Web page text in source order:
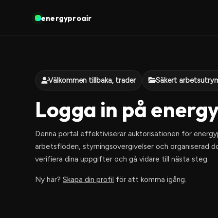
energyproair
Välkommen tillbaka, trader Säkert
Logga in på
Denna portal effektiviserar auktorisationen för
arbetsflöden, styrningsovergivelser och organiserad
verifiera dina uppgifter och gå vidare till nästa steg.
Ny här? Skapa din profil för att komma igång.